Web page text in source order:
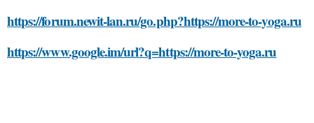
https://forum.newit-lan.ru/go.php?https://more-to-yoga.ru
https://www.google.im/url?q=https://more-to-yoga.ru